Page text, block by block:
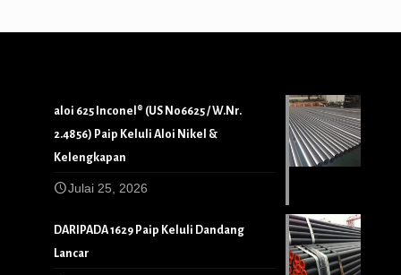
aloi 625 Inconel® (US N06625 / W.Nr.
2.4856) Paip Keluli Aloi Nikel &
Kelengkapan
Julai 25, 2026
DARIPADA 1629 Paip Keluli Dandang
Lancar